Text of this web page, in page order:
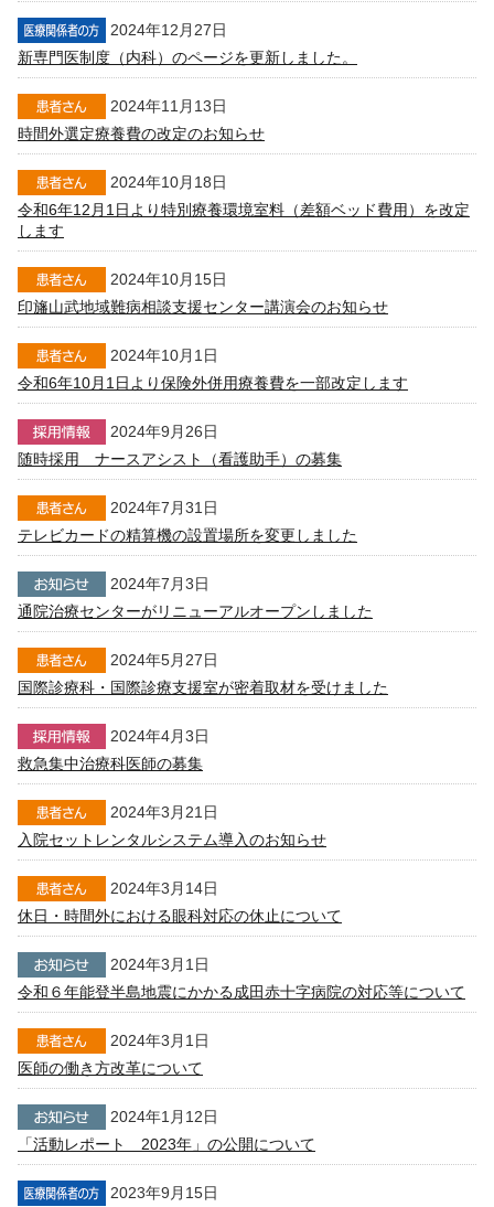
2024年12月27日
新専門医制度（内科）のページを更新しました。
2024年11月13日
時間外選定療養費の改定のお知らせ
2024年10月18日
令和6年12月1日より特別療養環境室料（差額ベッド費用）を改定
します
2024年10月15日
印旛山武地域難病相談支援センター講演会のお知らせ
2024年10月1日
令和6年10月1日より保険外併用療養費を一部改定します
2024年9月26日
随時採用 ナースアシスト（看護助手）の募集
2024年7月31日
テレビカードの精算機の設置場所を変更しました
2024年7月3日
通院治療センターがリニューアルオープンしました
2024年5月27日
国際診療科・国際診療支援室が密着取材を受けました
2024年4月3日
救急集中治療科医師の募集
2024年3月21日
入院セットレンタルシステム導入のお知らせ
2024年3月14日
休日・時間外における眼科対応の休止について
2024年3月1日
令和６年能登半島地震にかかる成田赤十字病院の対応等について
2024年3月1日
医師の働き方改革について
2024年1月12日
「活動レポート 2023年」の公開について
2023年9月15日